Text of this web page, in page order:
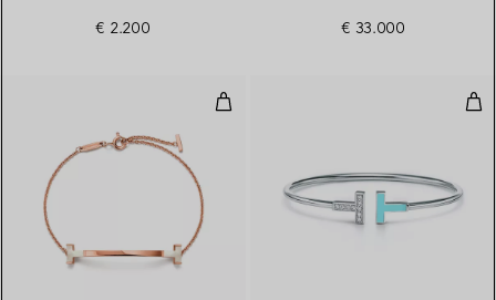
€ 2.200 € 33.000
Smile Armband in Roségold mit